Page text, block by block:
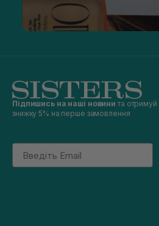
Підпишись на наші новини та отримуй
знижку 5% на перше замовлення
Email